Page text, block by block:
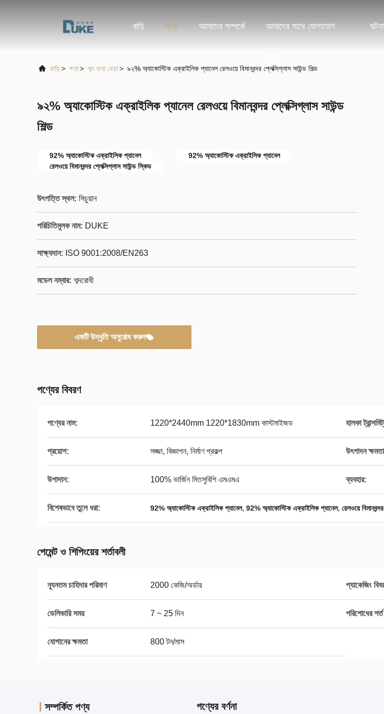
বাড়ি পণ্য আমাদের সম্পর্কে আমাদের সাথে যোগাযোগ
বাড়ি> পণ্য> শব্দ বাধা বেড়া> ৯২% অ্যাকোস্টিক এক্রাইলিক প্যানেল রেলওয়ে বিমানবন্দর প্লেক্সিগ্লাস সাউন্ড শিল্ড
৯২% অ্যাকোস্টিক এক্রাইলিক প্যানেল রেলওয়ে বিমানবন্দর প্লেক্সিগ্লাস সাউন্ড
শিল্ড
92% অ্যাকোস্টিক এক্রাইলিক প্যানেল
92% অ্যাকোস্টিক এক্রাইলিক প্যানেল
রেলওয়ে বিমানবন্দর প্লেক্সিগ্লাস সাউন্ড স্কিড
উৎপত্তি স্থল: সিচুয়ান
পরিচিতিমুলক নাম: DUKE
সাক্ষ্যদান: ISO 9001:2008/EN263
মডেল নম্বার: শব্দরোধী
একটি উদ্ধৃতি অনুরোধ করুন
পণ্যের বিবরণ
পণ্যের নাম: 1220*2440mm 1220*1830mm কাস্টমাইজড হালকা
প্রয়োগ: সজ্জা, বিজ্ঞাপন, নির্মাণ প্রকল্প উৎপাদন
উপাদান: 100% ভার্জিন মিতসুবিশি এমএমএ ব্যবহার:
বিশেষভাবে তুলে ধরা: 92% অ্যাকোস্টিক এক্রাইলিক প্যানেল, 92% অ্যাকোস্টিক এক্রাইলিক প্যানেল, রেলওয়ে
পেমেন্ট ও শিপিংয়ের শর্তাবলী
ন্যূনতম চাহিদার পরিমাণ 2000 কেজি/অর্ডার প্যাকেজিং
ডেলিভারি সময় 7 ~ 25 দিন পরিশোধের শর্ত
যোগানের ক্ষমতা 800 টন/মাস
সম্পর্কিত পণ্য পণ্যের বর্ণনা